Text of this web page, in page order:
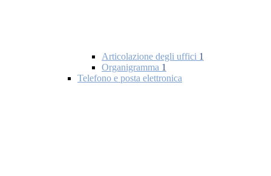
Articolazione degli uffici 1
Organigramma 1
Telefono e posta elettronica